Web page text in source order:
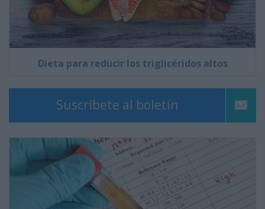
Dieta para reducir los triglicéridos altos
Suscríbete al boletín